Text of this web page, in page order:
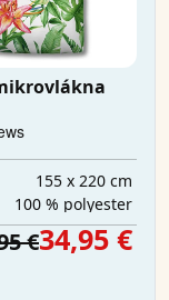
155 x 220 cm
100 % polyester
€34,95 €